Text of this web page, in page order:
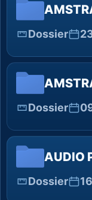
Dossier
Dossier
AUDIO
Dossier